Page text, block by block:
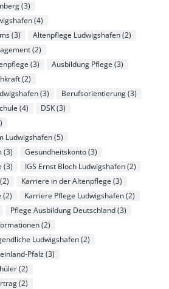
(3)
(4)
(3) Altenpflege Ludwigshafen(2)
(2)
(3) Ausbildung Pflege (3)
(2)
(3) Berufsorientierung(3)
(4) DSK(3)
Ludwigshafen(5)
(3) Gesundheitskonto(3)
(3) IGS Ernst Bloch Ludwigshafen(2)
Karriere in der Altenpflege (3)
(2) Karriere Pflege Ludwigshafen(2)
Pflege Ausbildung Deutschland(3)
(2)
Ludwigshafen(2)
Pfalz(3)
(2)
(2)